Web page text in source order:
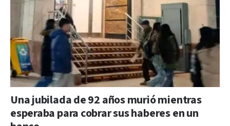
Una jubilada de 92 años murió mientras
esperaba para cobrar sus haberes en un